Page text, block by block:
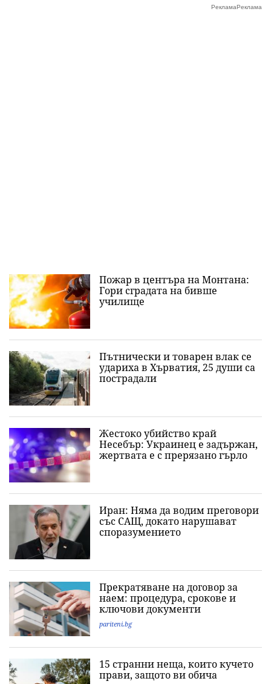
Пожар в центъра на Монтана:
Гори сградата на бивше
училище
Пътнически и товарен влак се
удариха в Хърватия, 25 души са
пострадали
Жестоко убийство край
Несебър: Украинец е задържан,
жертвата е с прерязано гърло
Иран: Няма да водим преговори
със САЩ, докато нарушават
споразумението
Прекратяване на договор за
наем: процедура, срокове и
ключови документи
pariteni.bg
15 странни неща, които кучето
прави, защото ви обича